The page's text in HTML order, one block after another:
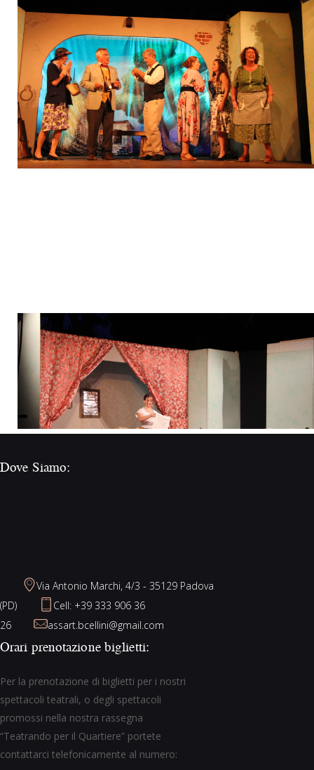
Dove Siamo:
Via Antonio Marchi, 4/3 - 35129 Padova
(PD)
Cell: +39 333 906 36
26
assart.bcellini@gmail.com
Orari prenotazione biglietti:
Per la prenotazione di biglietti per i nostri
spettacoli teatrali, o degli spettacoli
promossi nella nostra rassegna
“Teatrando per il Quartiere” portete
contattarci telefonicamente al numero: